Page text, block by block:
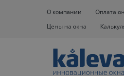
О компании Оплата
Цены на окна